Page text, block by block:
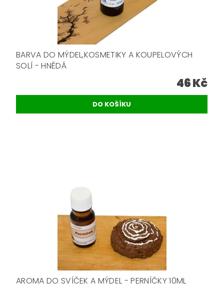
BARVA DO MÝDEL,KOSMETIKY A KOUPELOVÝCH
SOLÍ - HNĚDÁ
46 Kč
AROMA DO SVÍČEK A MÝDEL - PERNÍČKY 10ML